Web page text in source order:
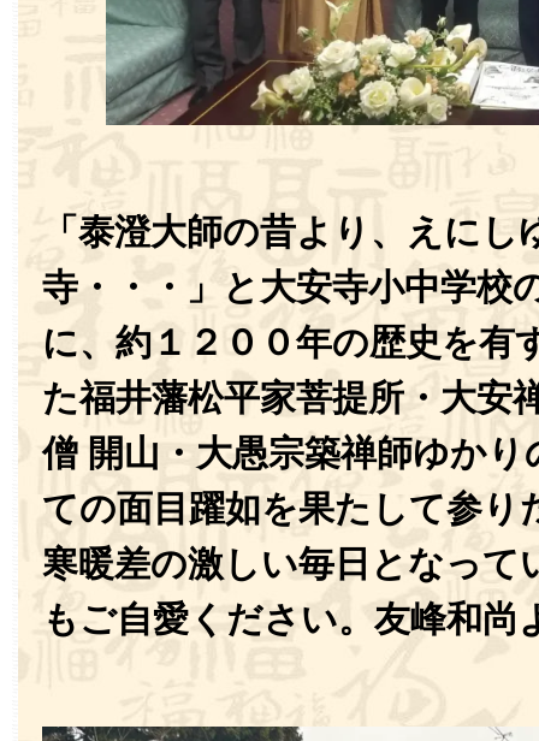
「泰澄大師の昔より、えにし
寺・・・」と大安寺小中学校
に、約１２００年の歴史を有
た福井藩松平家菩提所・大安
僧 開山・大愚宗築禅師ゆか
ての面目躍如を果たして参り
寒暖差の激しい毎日となって
もご自愛ください。友峰和尚